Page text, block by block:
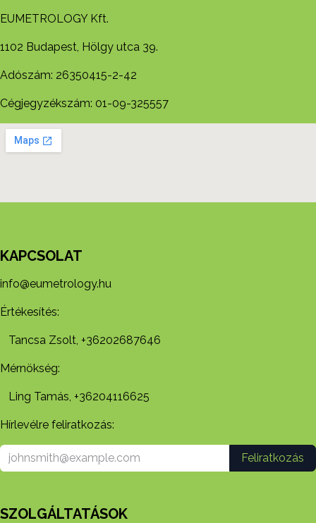
EUMETROLOGY Kft.
1102 Budapest, Hölgy utca 39.
Adószám: 26350415-2-42
Cégjegyzékszám: 01-09-325557
KAPCSOLAT
info@eumetrology.hu
Értékesítés:
Tancsa Zsolt, +36202687646
Mérnökség:
Ling Tamás, +36204116625
Hírlevélre feliratkozás:
Feliratkozás
SZOLGÁLTATÁSOK